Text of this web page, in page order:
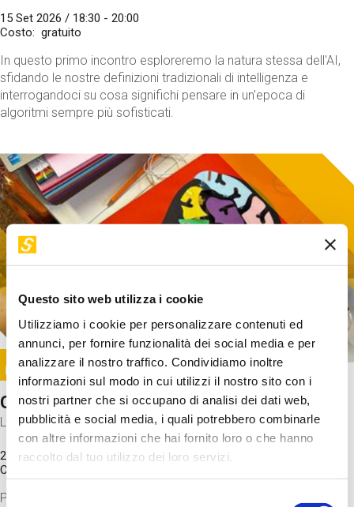
Questo sito web utilizza i cookie
Utilizziamo i cookie per personalizzare contenuti ed
annunci, per fornire funzionalità dei social media e per
analizzare il nostro traffico. Condividiamo inoltre
informazioni sul modo in cui utilizzi il nostro sito con i
nostri partner che si occupano di analisi dei dati web,
pubblicità e social media, i quali potrebbero combinarle
con altre informazioni che hai fornito loro o che hanno
raccolto dal tuo utilizzo dei loro servizi.
Selezione
15 Set 2026 / 18:30 - 20:00
Costo
gratuito
In questo primo incontro esploreremo la natura stessa dell'AI,
sfidando le nostre definizioni tradizionali di intelligenza e
interrogandoci su cosa significhi pensare in un'epoca di
algoritmi sempre più sofisticati.
Image
SUNDAY@STEP
Come funziona il cervello?
Laboratorio
20 Set 2026 / 11:15 - 13:00
Costo
Proveremo a costruire un cervello in cartoncino cercando di